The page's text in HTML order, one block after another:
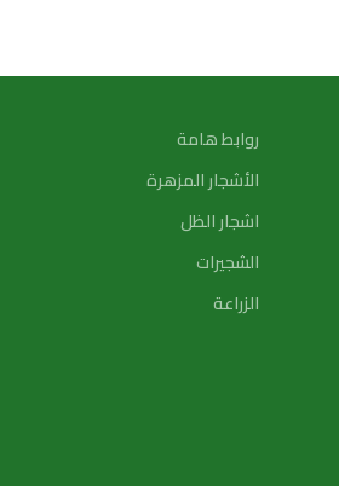
روابط هامة
الأشجار المزهرة
اشجار الظل
الشجيرات
الزراعة